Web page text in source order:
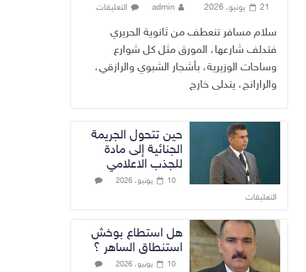
21 يونيو، 2026 admin التعليقات
سلام مسافر تنعطف من ثانوية الحريري
فتدلف شارعها، المورق مثل كل شوارع
وساحات الوزيرية، بأشجار الشبوي والرازقي،
والرارانج، يتدلى خارج
حين تتحول الجريمة
الجنائية إلى مادة
للجذب الاعلامي
10 يونيو، 2026
التعليقات
هل استطاع بوخش
استنطاق الساهر ؟
10 يونيو، 2026